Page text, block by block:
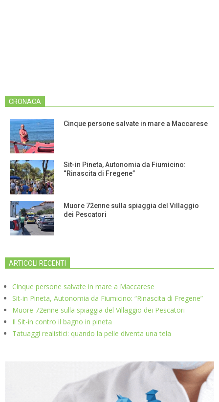
CRONACA
Cinque persone salvate in mare a Maccarese
Sit-in Pineta, Autonomia da Fiumicino:
“Rinascita di Fregene”
Muore 72enne sulla spiaggia del Villaggio
dei Pescatori
ARTICOLI RECENTI
Cinque persone salvate in mare a Maccarese
Sit-in Pineta, Autonomia da Fiumicino: “Rinascita di Fregene”
Muore 72enne sulla spiaggia del Villaggio dei Pescatori
Il Sit-in contro il bagno in pineta
Tatuaggi realistici: quando la pelle diventa una tela